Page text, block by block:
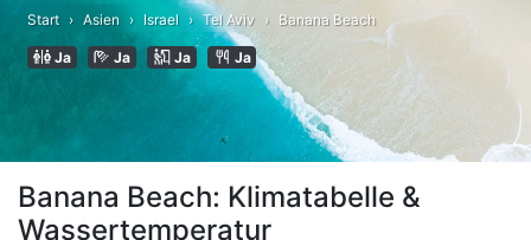
Start Asien Israel Tel Aviv Banana Beach
Ja Ja Ja Ja
Banana Beach: Klimatabelle &
Wassertemperatur